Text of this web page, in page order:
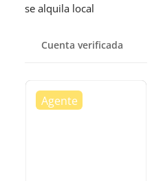
se alquila local
Cuenta verificada